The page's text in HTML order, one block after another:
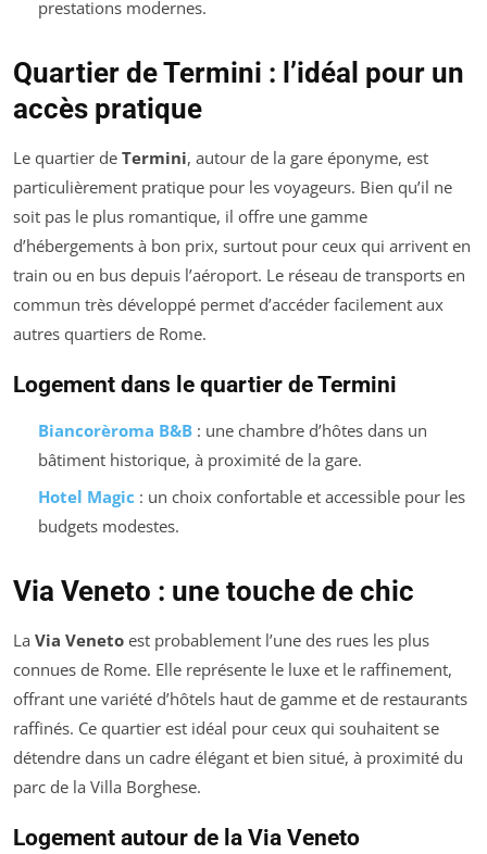
prestations modernes.
Quartier de Termini : l’idéal pour un
accès pratique
Le quartier de Termini, autour de la gare éponyme, est
particulièrement pratique pour les voyageurs. Bien qu’il ne
soit pas le plus romantique, il offre une gamme
d’hébergements à bon prix, surtout pour ceux qui arrivent en
train ou en bus depuis l’aéroport. Le réseau de transports en
commun très développé permet d’accéder facilement aux
autres quartiers de Rome.
Logement dans le quartier de Termini
Biancorèroma B&B: une chambre d’hôtes dans un
bâtiment historique, à proximité de la gare.
Hotel Magic : un choix confortable et accessible pour les
budgets modestes.
Via Veneto : une touche de chic
La Via Veneto est probablement l’une des rues les plus
connues de Rome. Elle représente le luxe et le raffinement,
offrant une variété d’hôtels haut de gamme et de restaurants
raffinés. Ce quartier est idéal pour ceux qui souhaitent se
détendre dans un cadre élégant et bien situé, à proximité du
parc de la Villa Borghese.
Logement autour de la Via Veneto